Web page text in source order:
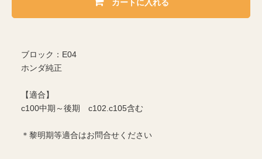
ブロック：E04
ホンダ純正
【適合】
c100中期～後期 c102.c105含む
＊黎明期等適合はお問合せください